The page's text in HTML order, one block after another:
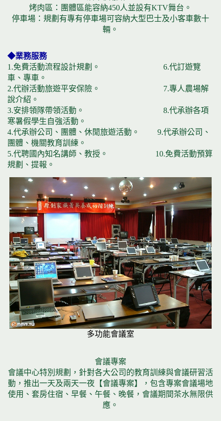
烤肉區：團體區能容納450人並設有KTV舞台。
停車場：規劃有專有停車場可容納大型巴士及小客車數十
輛。
◆業務服務
1.免費活動流程設計規劃。 6.代訂遊覽
車、專車。
2.代辦活動旅遊平安保險。 7.專人農場解
說介紹。
3.安排領隊帶領活動。 8.代承辦各項
寒暑假學生自強活動。
4.代承辦公司、團體、休閒旅遊活動。 9.代承辦公司、
團體、機關教育訓練。
5.代聘國內知名講師、教授。 10.免費活動預算
規劃、提報。
多功能會議室
會議專案
會議中心特別規劃，針對各大公司的教育訓練與會議研習活
動，推出一天及兩天一夜【會議專案】，包含專案會議場地
使用、套房住宿、早餐、午餐、晚餐，會議期間茶水無限供
應。